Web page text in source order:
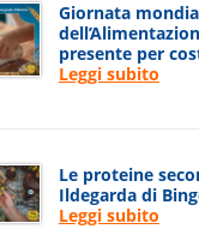
Giornata
presente per
Leggi subito
Le proteine
Ildegarda di
Leggi subito